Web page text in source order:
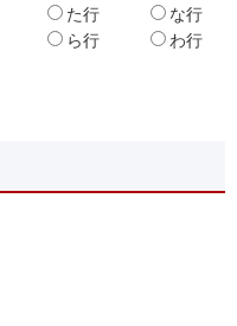
た行
な行
ら行 わ行